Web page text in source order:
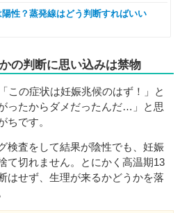
性？蒸発線はどう判断すればいい
の判断に思い込みは禁物
この症状は妊娠兆候のはず！」と
ったからダメだったんだ…」と思
ちです。
検査をして結果が陰性でも、妊娠
て切れません。とにかく高温期13
はせず、生理が来るかどうかを落